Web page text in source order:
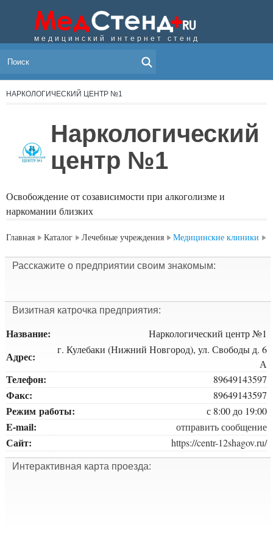
медицинский интернет стенд
НАРКОЛОГИЧЕСКИЙ ЦЕНТР №1
Наркологический
центр №1
Освобождение от созависимости при алкоголизме и
наркомании близких
Главная Каталог Лечебные учреждения Медицинские клиники
Расскажите о предприятии своим знакомым:
Визитная катрочка предприятия:
Название: Наркологический центр №1
Адрес:
г. Кулебаки (Нижний Новгород), ул. Свободы д. 6
А
Телефон: 89649143597
Факс: 89649143597
Режим работы: с 8:00 до 19:00
E-mail: отправить сообщение
Сайт: https://centr-12shagov.ru/
Интерактивная карта проезда: